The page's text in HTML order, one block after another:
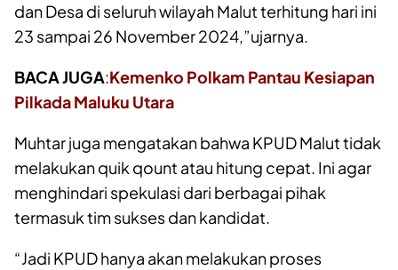
dan Desa di seluruh wilayah Malut terhitung hari ini
23 sampai 26 November 2024,”ujarnya.
BACA JUGA:Kemenko Polkam Pantau Kesiapan
Pilkada Maluku Utara
Muhtar juga mengatakan bahwa KPUD Malut tidak
melakukan quik qount atau hitung cepat. Ini agar
menghindari spekulasi dari berbagai pihak
termasuk tim sukses dan kandidat.
“Jadi KPUD hanya akan melakukan proses